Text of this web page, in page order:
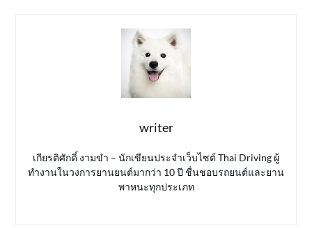
writer
เกียรติศักดิ์ งามขำ – นักเขียนประจำเว็บไซต์ Thai Driving ผู้
ทำงานในวงการยานยนต์มากว่า 10 ปี ชื่นชอบรถยนต์และยาน
พาหนะทุกประเภท